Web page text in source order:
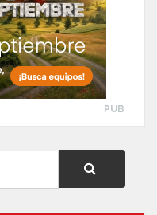
PUB